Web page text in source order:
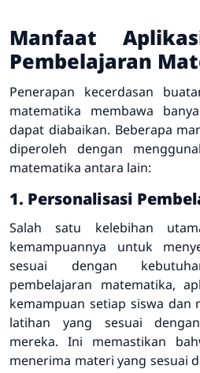
Manfaat
Pembelajaran
Penerapan kecerdasan
matematika membawa
dapat diabaikan. Beberapa
diperoleh dengan
matematika antara lain:
1. Personalisasi
Salah satu kelebihan
kemampuannya untuk
sesuai dengan
pembelajaran matematika,
kemampuan setiap siswa dan
latihan yang sesuai
mereka. Ini memastikan
menerima materi yang sesuai